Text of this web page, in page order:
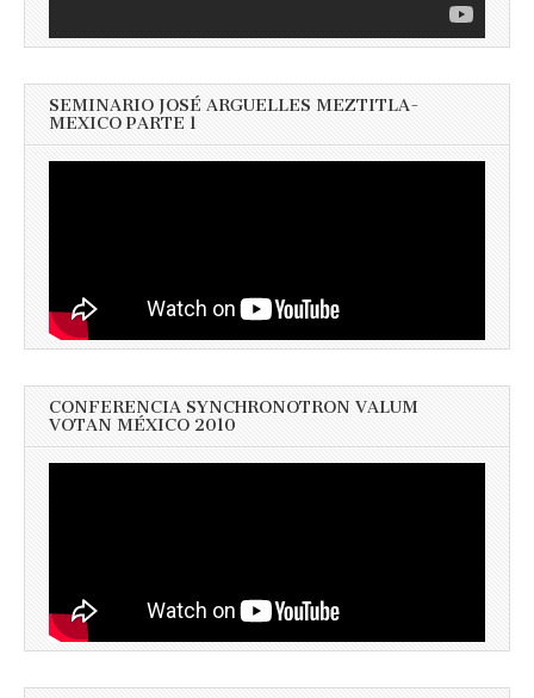
SEMINARIO JOSÉ ARGUELLES MEZTITLA-
MEXICO PARTE 1
CONFERENCIA SYNCHRONOTRON VALUM
VOTAN MÉXICO 2010